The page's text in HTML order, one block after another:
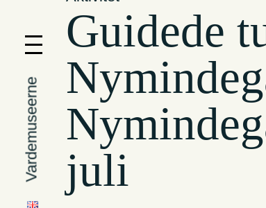
Vardemuseerne
Guidede
juli